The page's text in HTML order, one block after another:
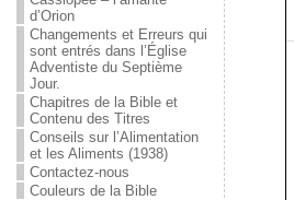
d’Orion
Changements et Erreurs qui
sont entrés dans l’Église
Adventiste du Septième
Jour.
Chapitres de la Bible et
Contenu des Titres
Conseils sur l’Alimentation
et les Aliments (1938)
Contactez-nous
Couleurs de la Bible